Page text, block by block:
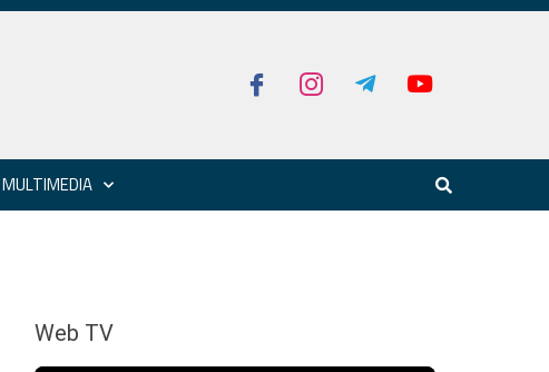
MULTIMEDIA
Web TV